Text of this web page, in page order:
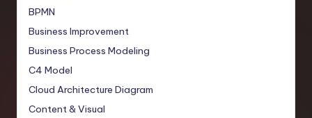
BPMN
Business Improvement
Business Process Modeling
C4 Model
Cloud Architecture Diagram
Content & Visual